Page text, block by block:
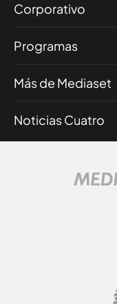
Corporativo
Programas
Más de Mediaset
Noticias Cuatro